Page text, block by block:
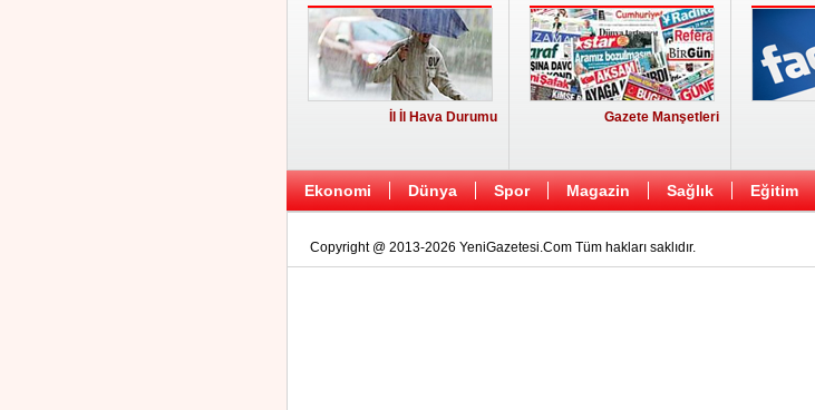
İl İl Hava Durumu Gazete Manşetleri
Ekonomi Dünya Spor Magazin Sağlık Eğitim
Copyright @ 2013-2026 YeniGazetesi.Com Tüm hakları saklıdır.